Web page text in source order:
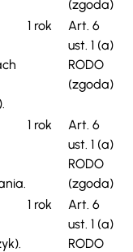
(zgoda)
1 rok
Art. 6
ust. 1 (a)
RODO
(zgoda)
1 rok
Art. 6
ust. 1 (a)
RODO
(zgoda)
1 rok
Art. 6
ust. 1 (a)
RODO